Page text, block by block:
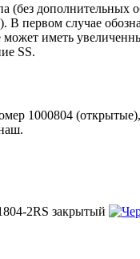
дополнительных
В первом случае
иметь
SS.
1000804